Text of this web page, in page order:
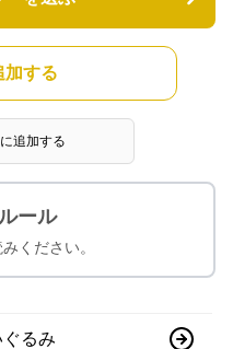
加する
追加する
ール
ください。
るみ